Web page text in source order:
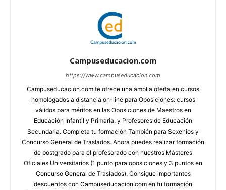
Campuseducacion.com
https://www.campuseducacion.com
Campuseducacion.com te ofrece una amplia oferta en cursos
homologados a distancia on-line para Oposiciones: cursos
válidos para méritos en las Oposiciones de Maestros en
Educación Infantil y Primaria, y Profesores de Educación
Secundaria. Completa tu formación También para Sexenios y
Concurso General de Traslados. Ahora puedes realizar formación
de postgrado para el profesorado con nuestros Másteres
Oficiales Universitarios (1 punto para oposiciones y 3 puntos en
Concurso General de Traslados). Consigue importantes
descuentos con Campuseducacion.com en tu formación